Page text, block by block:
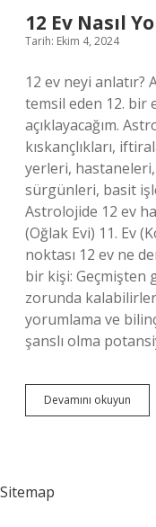
12 Ev Nasıl
Tarih: Ekim 4, 2024
12 ev neyi anlatır?
temsil eden 12. bir
açıklayacağım.
kıskançlıkları,
yerleri,
sürgünleri, basit
Astrolojide 12 ev
(Oğlak Evi) 11. Ev
noktası 12 ev ne
bir kişi: Geçmişten
zorunda
yorumlama ve
şanslı olma
Devamını okuyun
Ev
Sitemap